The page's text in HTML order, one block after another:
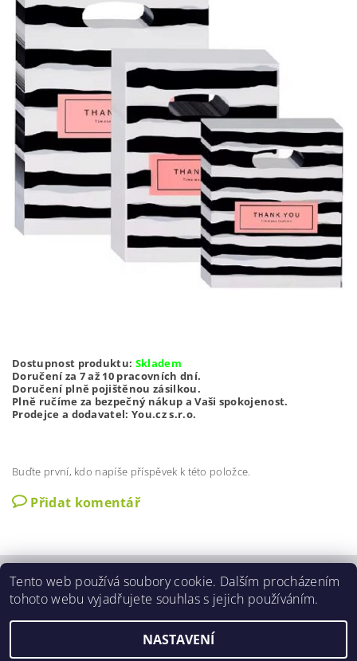
Dostupnost produktu: Skladem
Doručení za 7 až 10 pracovních dní.
Doručení plně pojištěnou zásilkou.
Plně ručíme za bezpečný nákup a Vaši spokojenost.
Prodejce a dodavatel: You.cz s.r.o.
Buďte první, kdo napíše příspěvek k této položce.
Přidat komentář
Zobrazit akční slevy | O nás | Kontakty | Obchodní podmínky
GDPR podmínky | Aktuální nabídka slev
Tento web používá soubory cookie. Dalším procházením
tohoto webu vyjadřujete souhlas s jejich používáním.
NASTAVENÍ